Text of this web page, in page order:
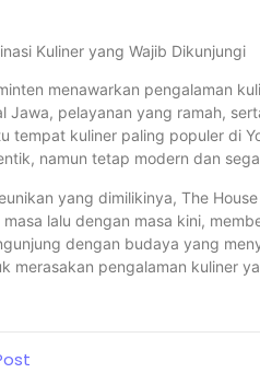
Kuliner yang Wajib Dikunjungi
menawarkan pengalaman
Jawa, pelayanan yang ramah,
tempat kuliner paling populer di
namun tetap modern dan
yang dimilikinya, The
lalu dengan masa kini,
dengan budaya yang
merasakan pengalaman kuliner